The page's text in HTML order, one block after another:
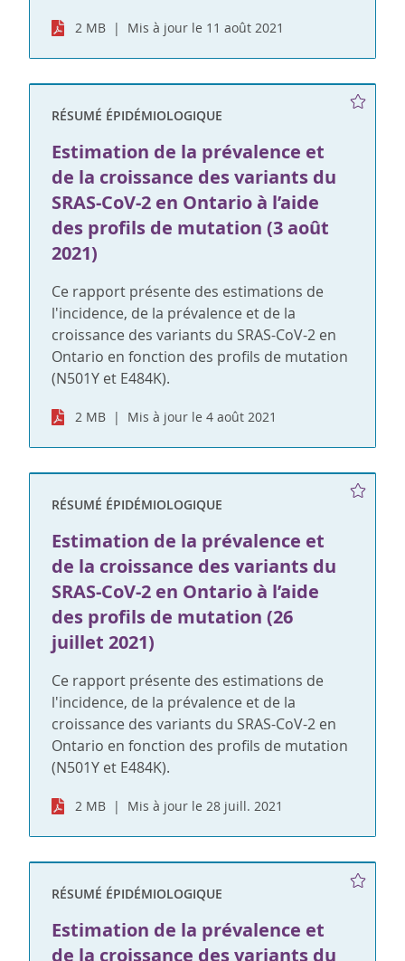
2 MB Mis à jour le 11 août 2021
RÉSUMÉ ÉPIDÉMIOLOGIQUE
Estimation de la prévalence et
de la croissance des variants du
SRAS-CoV-2 en Ontario à l’aide
des profils de mutation (3 août
2021)
Ce rapport présente des estimations de
l'incidence, de la prévalence et de la
croissance des variants du SRAS-CoV-2 en
Ontario en fonction des profils de mutation
(N501Y et E484K).
2 MB Mis à jour le 4 août 2021
RÉSUMÉ ÉPIDÉMIOLOGIQUE
Estimation de la prévalence et
de la croissance des variants du
SRAS-CoV-2 en Ontario à l’aide
des profils de mutation (26
juillet 2021)
Ce rapport présente des estimations de
l'incidence, de la prévalence et de la
croissance des variants du SRAS-CoV-2 en
Ontario en fonction des profils de mutation
(N501Y et E484K).
2 MB Mis à jour le 28 juill. 2021
RÉSUMÉ ÉPIDÉMIOLOGIQUE
Estimation de la prévalence et
de la croissance des variants du